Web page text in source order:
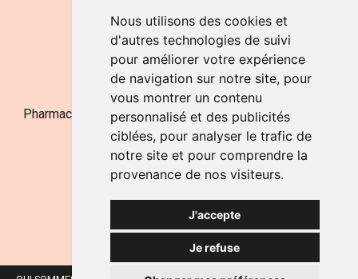
Nous utilisons des cookies et
d'autres technologies de suivi
pour améliorer votre expérience
de navigation sur notre site, pour
vous montrer un contenu
personnalisé et des publicités
ciblées, pour analyser le trafic de
notre site et pour comprendre la
provenance de nos visiteurs.
J'accepte
Je refuse
de 9h à 12h30
NOUS CONTACTER
Pharmacie Jufarma - Fatima Abachra - APB 521704 - N°
Entreprise BE0882-700-592